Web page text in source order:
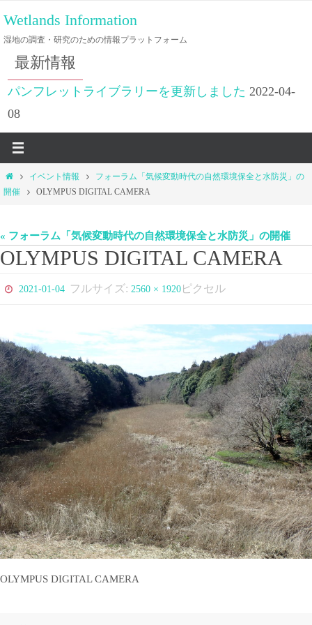
ン
テ
ツ
ス
プ
Wetlands Information
湿地の調査・研究のための情報プラットフォーム
最新情報
パンフレットライブラリーを更新しました 2022-04-
08
ホ
ー
イベント情報
フォーラム「気候変動時代の自然環境保全と水防災」の
開催
OLYMPUS DIGITAL CAMERA
« フォーラム「気候変動時代の自然環境保全と水防災」の開催
OLYMPUS DIGITAL CAMERA
2021-01-04 フルサイズ: 2560 × 1920 ピクセル
OLYMPUS DIGITAL CAMERA